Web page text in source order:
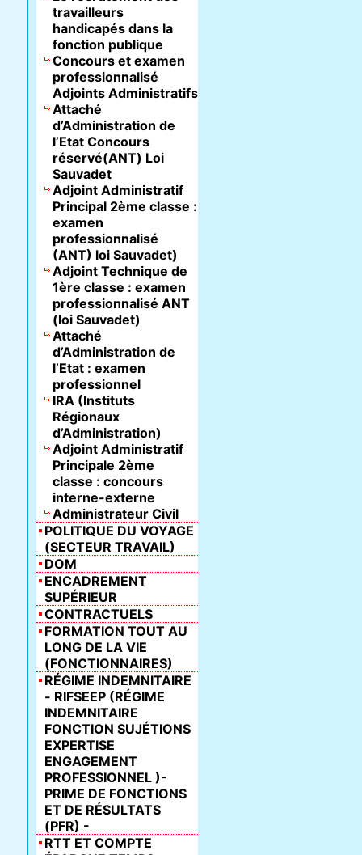
travailleurs
handicapés dans la
fonction publique
Concours et examen
professionnalisé
Adjoints Administratifs
Attaché
d’Administration de
l’Etat Concours
réservé(ANT) Loi
Sauvadet
Adjoint Administratif
Principal 2ème classe :
examen
professionnalisé
(ANT) loi Sauvadet)
Adjoint Technique de
1ère classe : examen
professionnalisé ANT
(loi Sauvadet)
Attaché
d’Administration de
l’Etat : examen
professionnel
IRA (Instituts
Régionaux
d’Administration)
Adjoint Administratif
Principale 2ème
classe : concours
interne-externe
Administrateur Civil
POLITIQUE DU VOYAGE
(SECTEUR TRAVAIL)
DOM
ENCADREMENT
SUPÉRIEUR
CONTRACTUELS
FORMATION TOUT AU
LONG DE LA VIE
(FONCTIONNAIRES)
RÉGIME INDEMNITAIRE
- RIFSEEP (RÉGIME
INDEMNITAIRE
FONCTION SUJÉTIONS
EXPERTISE
ENGAGEMENT
PROFESSIONNEL )-
PRIME DE FONCTIONS
ET DE RÉSULTATS
(PFR) -
RTT ET COMPTE